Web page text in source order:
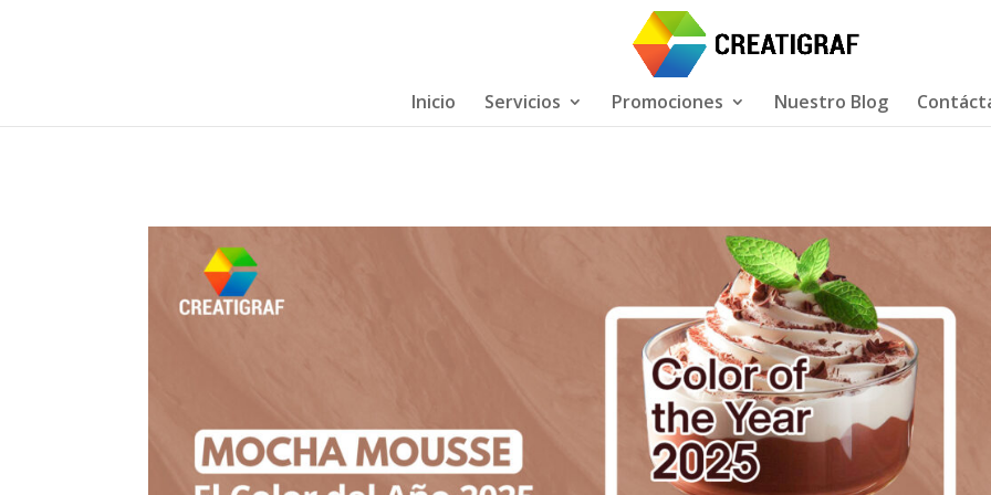
Inicio Servicios Promociones Nuestro Blog